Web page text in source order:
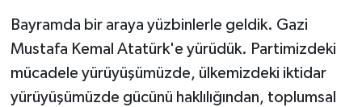
Bayramda bir araya yüzbinlerle geldik. Gazi
Mustafa Kemal Atatürk'e yürüdük. Partimizdeki
mücadele yürüyüşümüzde, ülkemizdeki iktidar
yürüyüşümüzde gücünü haklılığından, toplumsal